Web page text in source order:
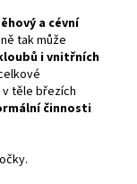
a cévní
tak může
i vnitřních
v těle březích
činnosti